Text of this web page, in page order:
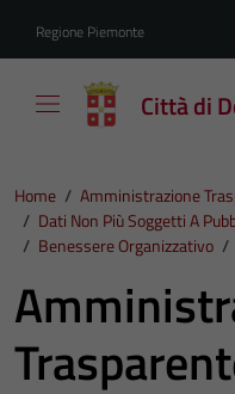
Regione Piemonte
Città di
Home / Amministrazione
/ Dati Non Più Soggetti A
/ Benessere Organizzativo /